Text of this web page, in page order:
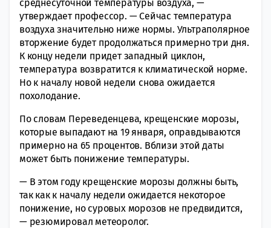
среднесуточной температуры воздуха, —
утверждает профессор. — Сейчас температура
воздуха значительно ниже нормы. Ультраполярное
вторжение будет продолжаться примерно три дня.
К концу недели придет западный циклон,
температура возвратится к климатической норме.
Но к началу новой недели снова ожидается
похолодание.
По словам Переведенцева, крещенские морозы,
которые выпадают на 19 января, оправдываются
примерно на 65 процентов. Вблизи этой даты
может быть понижение температуры.
— В этом году крещенские морозы должны быть,
так как к началу недели ожидается некоторое
понижение, но суровых морозов не предвидится,
— резюмировал метеоролог.